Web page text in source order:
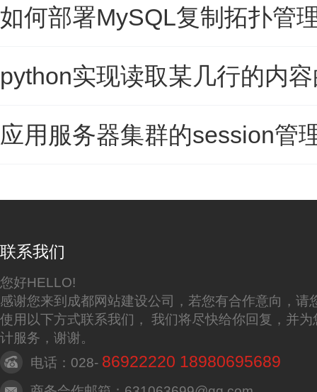
如何部署MySQL复制拓扑管
python实现读取某几行的内
应用服务器集群的session管
联系我们
您好HELLO!
感谢您来到成都网站建设公司，若您有合作意向，请
使用以下方式联系我们， 我们将尽快给你回复，并
计服务，谢谢。
电话：028- 86922220 18980695689